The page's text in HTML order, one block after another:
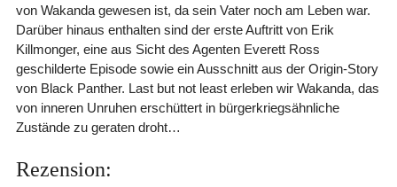
von Wakanda gewesen ist, da sein Vater noch am Leben war.
Darüber hinaus enthalten sind der erste Auftritt von Erik
Killmonger, eine aus Sicht des Agenten Everett Ross
geschilderte Episode sowie ein Ausschnitt aus der Origin-Story
von Black Panther. Last but not least erleben wir Wakanda, das
von inneren Unruhen erschüttert in bürgerkriegsähnliche
Zustände zu geraten droht…
Rezension: